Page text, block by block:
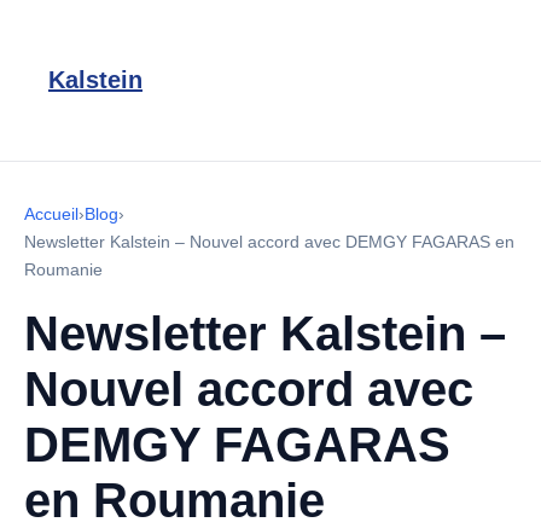
Kalstein
Accueil›Blog›
Newsletter Kalstein – Nouvel accord avec DEMGY FAGARAS en
Roumanie
Newsletter Kalstein –
Nouvel accord avec
DEMGY FAGARAS
en Roumanie